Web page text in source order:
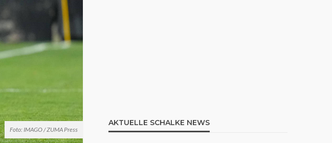
Foto: IMAGO / ZUMA Press
AKTUELLE SCHALKE NEWS